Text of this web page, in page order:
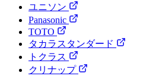
ユニソン
Panasonic
TOTO
タカラスタンダード
トクラス
クリナップ